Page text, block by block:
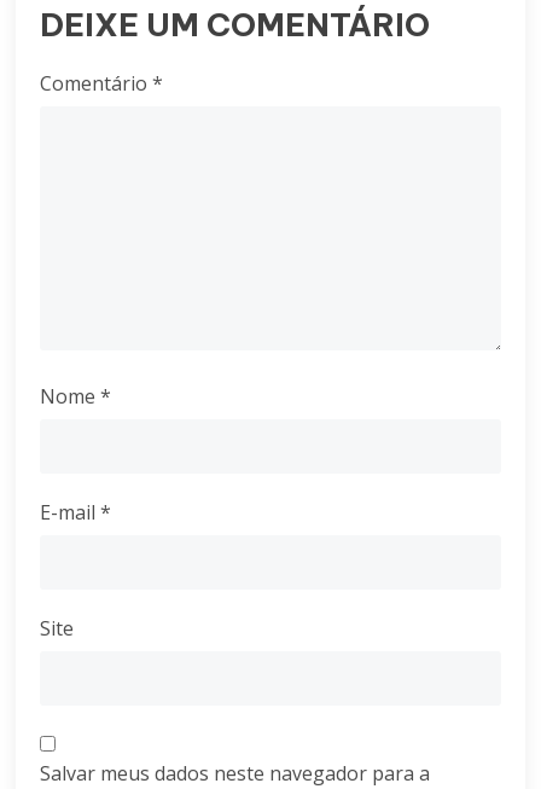
DEIXE UM COMENTÁRIO
Comentário*
Nome*
E-mail*
Site
Salvar meus dados neste navegador para a